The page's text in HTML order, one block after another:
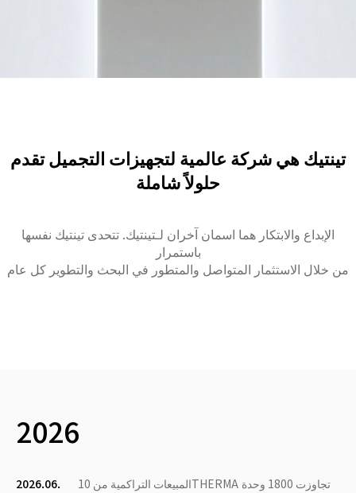
تينتيك هي شركة عالمية لتجهيزات التجميل تقدم
حلولاً شاملة
الإبداع والابتكار هما اسمان آخران لـتينتيك. تتحدى تينتيك نفسها
باستمرار
من خلال الاستثمار المتواصل والمتطور في البحث والتطوير كل عام
2026
2026.06.
المبيعات التراكمية من 10THERMA تجاوزت 1800 وحدة